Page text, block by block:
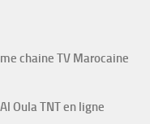
chaine TV Marocaine
Oula TNT en ligne